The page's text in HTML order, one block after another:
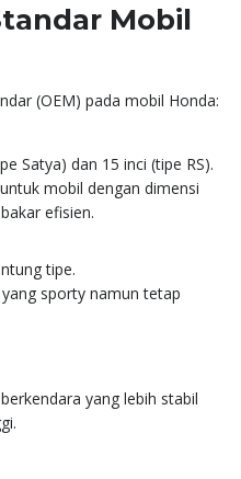
Mobil
(OEM) pada mobil Honda:
Satya) dan 15 inci (tipe RS).
mobil dengan dimensi
efisien.
tipe.
sporty namun tetap
yang lebih stabil